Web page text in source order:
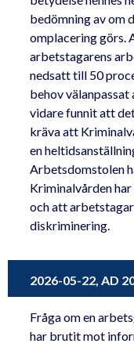
bedömning av om
omplacering görs.
arbetstagarens
nedsatt till 50
behov
vidare funnit att
kräva att
en
Arbetsdomstolen
Kriminalvården
och att
diskriminering.
2026-05-22, AD
Fråga om en
har brutit mot